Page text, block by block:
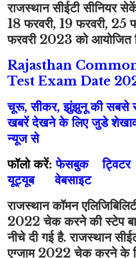
राजस्थान सीईटी सीनियर
18 फरवरी, 19 फरवरी, 25
फरवरी 2023 को आयोजित
Rajasthan
Test Exam Date
चूरू, सीकर, झुंझुनू की सबसे
खबरें देखने के लिए जुडे
न्यूज से
फॉलो करें: फेसबुक ट्विटर
यूट्यूबवेबसाइट
राजस्थान कॉमन
2022 चेक करने की स्टेप
नीचे दी गई है. राजस्थान
एग्जाम 2022 चेक करने के